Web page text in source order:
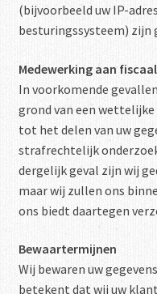
(bijvoorbeeld uw IP-
besturingssysteem) zijn
Medewerking aan
In voorkomende
grond van een
tot het delen van uw
strafrechtelijk
dergelijk geval zijn wij
maar wij zullen ons
ons biedt daartegen
Bewaartermijnen
Wij bewaren uw
betekent dat wij uw